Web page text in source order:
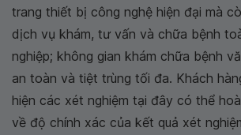
trang thiết bị công nghệ hiện đại mà
dịch vụ khám, tư vấn và chữa bệnh
nghiệp; không gian khám chữa bệnh
an toàn và tiệt trùng tối đa. Khách
hiện các xét nghiệm tại đây có thể
về độ chính xác của kết quả xét